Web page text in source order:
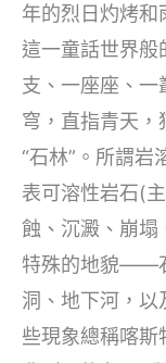
年的烈日灼烤和
這一童話世界般
支、一座座、一
穹，直指青天，
“石林”。所謂
表可溶性岩石(
蝕、沉澱、崩塌
特殊的地貌——
洞、地下河，以
些現象總稱喀